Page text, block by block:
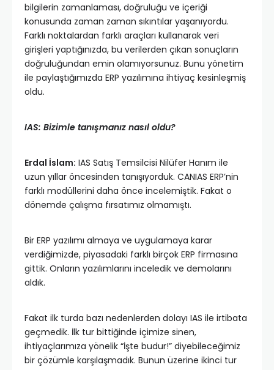
bilgilerin zamanlaması, doğruluğu ve içeriği
konusunda zaman zaman sıkıntılar yaşanıyordu.
Farklı noktalardan farklı araçları kullanarak veri
girişleri yaptığınızda, bu verilerden çıkan sonuçların
doğruluğundan emin olamıyorsunuz. Bunu yönetim
ile paylaştığımızda ERP yazılımına ihtiyaç kesinleşmiş
oldu.
IAS: Bizimle tanışmanız nasıl oldu?
Erdal İslam: IAS Satış Temsilcisi Nilüfer Hanım ile
uzun yıllar öncesinden tanışıyorduk. CANIAS ERP’nin
farklı modüllerini daha önce incelemiştik. Fakat o
dönemde çalışma fırsatımız olmamıştı.
Bir ERP yazılımı almaya ve uygulamaya karar
verdiğimizde, piyasadaki farklı birçok ERP firmasına
gittik. Onların yazılımlarını inceledik ve demolarını
aldık.
Fakat ilk turda bazı nedenlerden dolayı IAS ile irtibata
geçmedik. İlk tur bittiğinde içimize sinen,
ihtiyaçlarımıza yönelik “İşte budur!” diyebileceğimiz
bir çözümle karşılaşmadık. Bunun üzerine ikinci tur